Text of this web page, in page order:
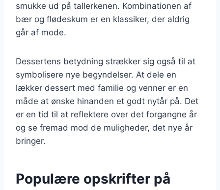
smukke ud på tallerkenen. Kombinationen af
bær og flødeskum er en klassiker, der aldrig
går af mode.
Dessertens betydning strækker sig også til at
symbolisere nye begyndelser. At dele en
lækker dessert med familie og venner er en
måde at ønske hinanden et godt nytår på. Det
er en tid til at reflektere over det forgangne år
og se fremad mod de muligheder, det nye år
bringer.
Populære opskrifter på